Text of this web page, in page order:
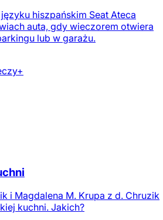
hiszpańskim Seat Ateca
auta, gdy wieczorem otwiera
lub w garażu.
i Magdalena M. Krupa z d. Chruzik
kuchni. Jakich?